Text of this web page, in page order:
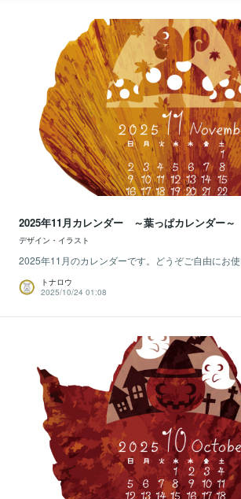
2025年11月カレンダー ～葉っぱカレンダー～
デザイン・イラスト
2025年11月のカレンダーです。どうぞご自由にお使
トナロウ
2025/10/24 01:08